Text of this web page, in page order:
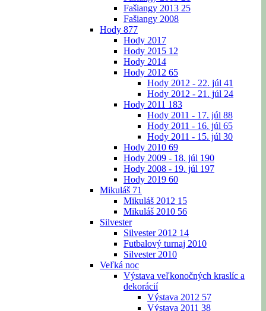
Fašiangy 2013 25
Fašiangy 2008
Hody 877
Hody 2017
Hody 2015 12
Hody 2014
Hody 2012 65
Hody 2012 - 22. júl 41
Hody 2012 - 21. júl 24
Hody 2011 183
Hody 2011 - 17. júl 88
Hody 2011 - 16. júl 65
Hody 2011 - 15. júl 30
Hody 2010 69
Hody 2009 - 18. júl 190
Hody 2008 - 19. júl 197
Hody 2019 60
Mikuláš 71
Mikuláš 2012 15
Mikuláš 2010 56
Silvester
Silvester 2012 14
Futbalový turnaj 2010
Silvester 2010
Veľká noc
Výstava veľkonočných kraslíc a
dekorácií
Výstava 2012 57
Výstava 2011 38